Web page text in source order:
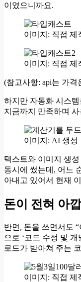
이였으니까요.
이미지: 직접 제
이미지: 직접 제
(참고사항: api는 가
하지만 자동화 시스
지금까지 만족하며
이미지: AI 생성
텍스트와 이미지 생
동시에 썼는데, 어느
아내고 있어서 현재
돈이 전혀 아
반면, 돈을 쓰면서도
으로 ‘코드 수정 및
로드가 받아쳐 주는
이미지: 직접 제